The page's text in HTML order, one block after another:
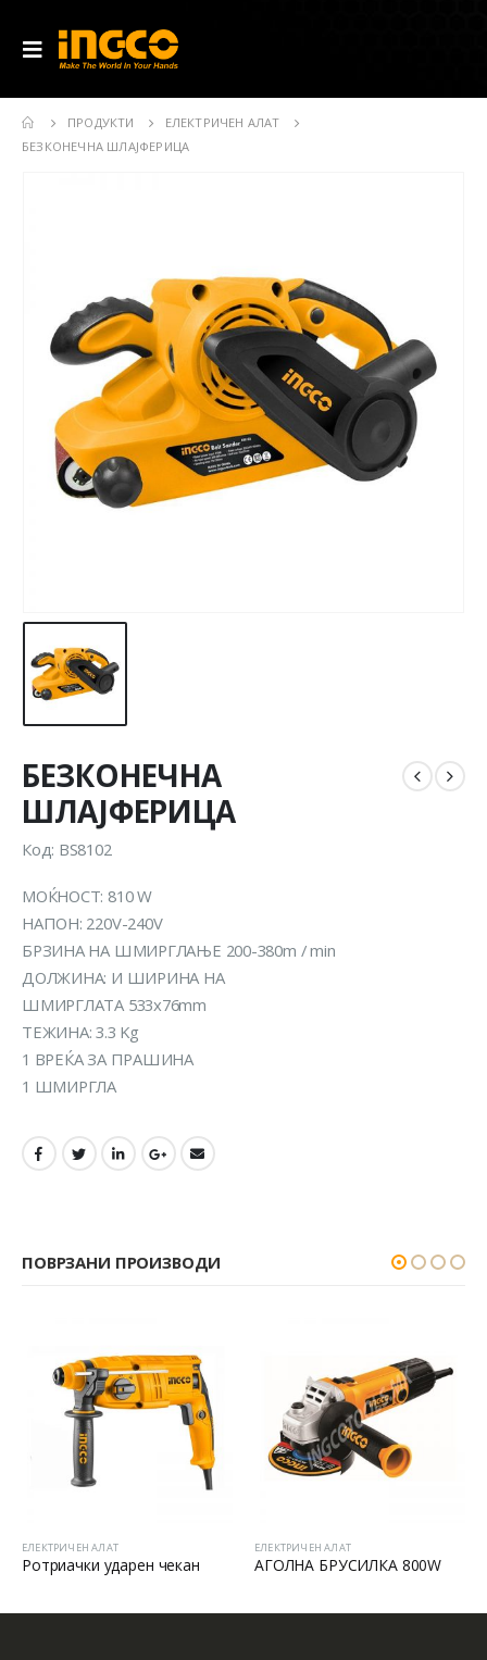
ПРОДУКТИ
ЕЛЕКТРИЧЕН АЛАТ
БЕЗКОНЕЧНА ШЛАЈФЕРИЦА
БЕЗКОНЕЧНА
ШЛАЈФЕРИЦА
Код: BS8102
МОЌНОСТ: 810 W
НАПОН: 220V-240V
БРЗИНА НА ШМИРГЛАЊЕ 200-380m / min
ДОЛЖИНА: И ШИРИНА НА
ШМИРГЛАТА 533x76mm
ТЕЖИНА: 3.3 Kg
1 ВРЕЌА ЗА ПРАШИНА
1 ШМИРГЛА
ПОВРЗАНИ ПРОИЗВОДИ
ЕЛЕКТРИЧЕН АЛАТ
АГОЛНА БРУСИЛКА 800W
ЕЛЕКТРИЧЕН АЛАТ
ШТРАФИЛИЦА